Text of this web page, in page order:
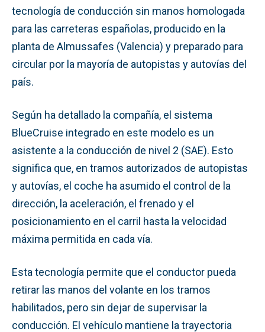
tecnología de conducción sin manos homologada
para las carreteras españolas, producido en la
planta de Almussafes (Valencia) y preparado para
circular por la mayoría de autopistas y autovías del
país.
Según ha detallado la compañía, el sistema
BlueCruise integrado en este modelo es un
asistente a la conducción de nivel 2 (SAE). Esto
significa que, en tramos autorizados de autopistas
y autovías, el coche ha asumido el control de la
dirección, la aceleración, el frenado y el
posicionamiento en el carril hasta la velocidad
máxima permitida en cada vía.
Esta tecnología permite que el conductor pueda
retirar las manos del volante en los tramos
habilitados, pero sin dejar de supervisar la
conducción. El vehículo mantiene la trayectoria